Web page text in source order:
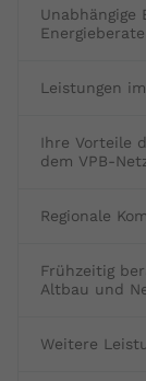
Leistungen
Ihre Vorteile
dem VPB-
Regionale
Frühzeitig
Altbau und
Weitere